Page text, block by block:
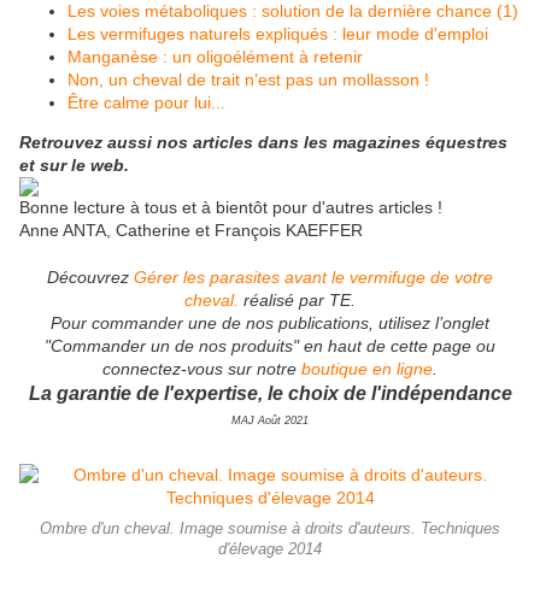
Les voies métaboliques : solution de la dernière chance (1)
Les vermifuges naturels expliqués : leur mode d'emploi
Manganèse : un oligoélément à retenir
Non, un cheval de trait n’est pas un mollasson !
Être calme pour lui...
Retrouvez aussi nos articles dans les magazines équestres
et sur le web.
Bonne lecture à tous et à bientôt pour d'autres articles !
Anne ANTA, Catherine et François KAEFFER
Découvrez Gérer les parasites avant le vermifuge de votre
cheval. réalisé par TE.
Pour commander une de nos publications, utilisez l’onglet
"Commander un de nos produits" en haut de cette page ou
connectez-vous sur notre boutique en ligne
La garantie de l'expertise, le choix de l'indépendance
MAJ Août 2021
Ombre d'un cheval. Image soumise à droits d'auteurs. Techniques
d'élevage 2014